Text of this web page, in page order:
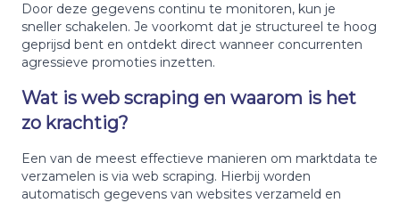
Door deze gegevens continu te monitoren, kun je
sneller schakelen. Je voorkomt dat je structureel te hoog
geprijsd bent en ontdekt direct wanneer concurrenten
agressieve promoties inzetten.
Wat is web scraping en waarom is het
zo krachtig?
Een van de meest effectieve manieren om marktdata te
verzamelen is via web scraping. Hierbij worden
automatisch gegevens van websites verzameld en